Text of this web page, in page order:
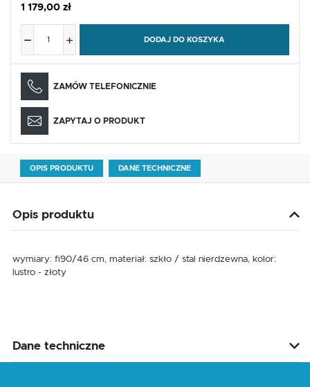
1 179,00 zł
DODAJ DO KOSZYKA
ZAMÓW TELEFONICZNIE
ZAPYTAJ O PRODUKT
OPIS PRODUKTU DANE TECHNICZNE
Opis produktu
wymiary: fi90/46 cm, materiał: szkło / stal nierdzewna, kolor:
lustro - złoty
Dane techniczne